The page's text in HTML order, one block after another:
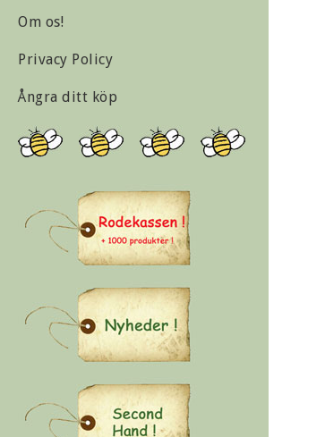
Om os!
Privacy Policy
Ångra ditt köp